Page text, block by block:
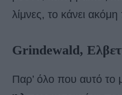
λίμνες, το κάνει
Grindewald,
Παρ’ όλο που αυτό το